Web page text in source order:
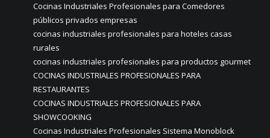
Cocinas Industriales Profesionales para Comedores
públicos privados empresas
cocinas industriales profesionales para hoteles casas
rurales
cocinas industriales profesionales para productos gourmet
COCINAS INDUSTRIALES PROFESIONALES PARA
RESTAURANTES
COCINAS INDUSTRIALES PROFESIONALES PARA
SHOWCOOKING
Cocinas Industriales Profesionales Sistema Monoblock